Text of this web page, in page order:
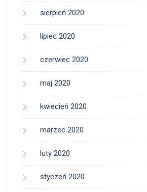
sierpień 2020
lipiec 2020
czerwiec 2020
maj 2020
kwiecień 2020
marzec 2020
luty 2020
styczeń 2020